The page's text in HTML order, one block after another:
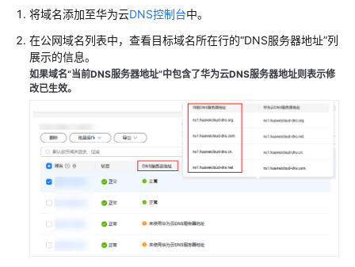
网
名
的
DNS
器
地
回
将域名添加至华为云DNS控制台中。
在公网域名列表中，查看目标域名所在行的“DNS服务器地址”列
展示的信息。
如果域名“当前DNS服务器地址”中包含了华为云DNS服务器地址则表示修
改已生效。